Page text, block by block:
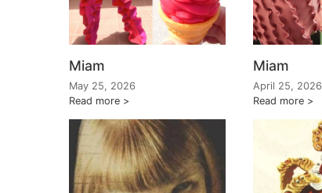
Miam
May 25, 2026
Read more
Miam
April 25, 2026
Read more